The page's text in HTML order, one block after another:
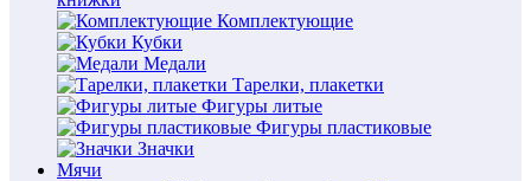
Комплектующие
Кубки
Медали
Тарелки, плакетки
Фигуры литые
Фигуры пластиковые
Значки
Мячи